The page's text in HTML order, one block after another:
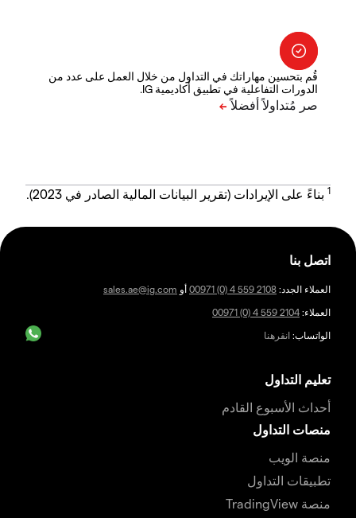
قُم بتحسين مهاراتك في التداول من خلال العمل على عدد من
الدورات التفاعلية في تطبيق أكاديمية IG.
1 بناءً على الإيرادات (تقرير البيانات المالية الصادر في 2023).
اتصل بنا
العملاء الجدد: 00971 (0) 4 559 2108 أو sales.ae@ig.com
العملاء: 00971 (0) 4 559 2104
الواتساب: انقرهنا
تعليم التداول
أحداث الأسبوع القادم
منصات التداول
منصة الويب
تطبيقات التداول
منصة TradingView